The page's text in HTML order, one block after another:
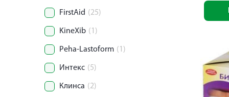
FirstAid (25)
KineXib (1)
Peha-Lastoform (1)
Интекс (5)
Клинса (2)